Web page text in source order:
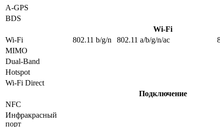
A-GPS
BDS
Wi-Fi
Wi-Fi
802.11 b/g/n 802.11 a/b/g/n/ac
MIMO
Dual-Band
Hotspot
Wi-Fi Direct
Подключение
NFC
Инфракрасный
порт